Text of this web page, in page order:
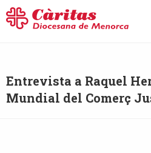
Entrevista a Raquel
Mundial del Comerç